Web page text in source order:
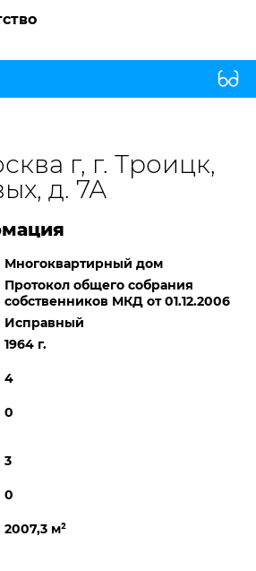
г, г. Троицк,
д. 7А
Многоквартирный дом
Протокол общего собрания
собственников МКД от 01.12.2006
Исправный
1964 г.
4
0
3
0
2007,3 м²